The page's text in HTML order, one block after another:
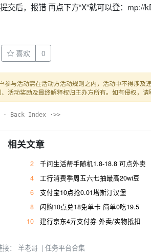
交后，报错 再点下方“X”就可以登：mp://
喜欢 0
与活动需在活动方活动规则之内，活动中不得涉及
活动奖励及最终解释权归主办方所有。如有侵权，请
· Back Index ·>>
相关文章
2
千问生活帮手随机1.8-18.8 可点外卖
4
工行消费季周五六七抽最高20wi豆
6
支付宝10点抢0.01塔斯汀汉堡
8
闪购10点兑18免单卡 简单0吃19.5
10 建行京东4亓支付券 外卖/实物抵扣
： 羊老哥 | 任务平台合集